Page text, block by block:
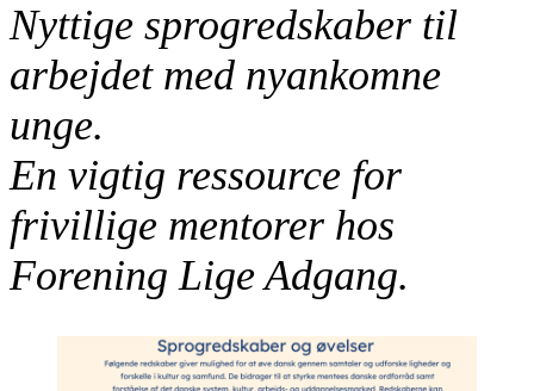
Nyttige sprogredskaber til
arbejdet med nyankomne
unge.
En vigtig ressource for
frivillige mentorer hos
Forening Lige Adgang.